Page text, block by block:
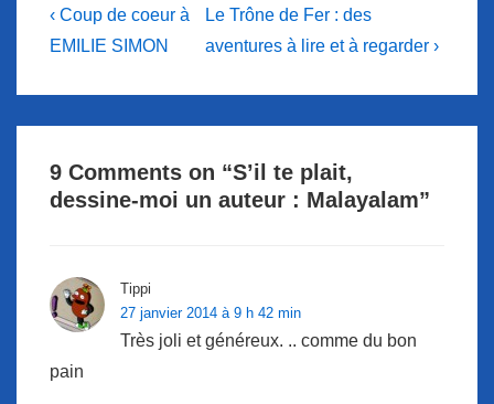
Navigation
de
l’article
Previous
Post
‹ Coup de coeur à
EMILIE SIMON
Next
Post
Le Trône de Fer : des
aventures à lire et à regarder ›
9 Comments on “S’il te plait,
dessine-moi un auteur : Malayalam”
Tippi
27 janvier 2014 à 9 h 42 min
Très joli et généreux. .. comme du bon
pain